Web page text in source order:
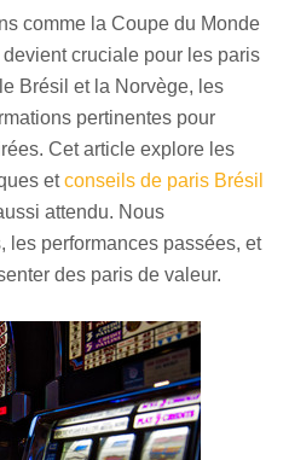
comme la Coupe du Monde
cruciale pour les paris
Brésil et la Norvège, les
pertinentes pour
Cet article explore les
etconseils de paris Brésil
attendu. Nous
les performances passées, et
des paris de valeur.